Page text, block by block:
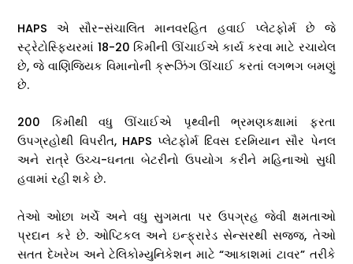
HAPS એ સૌર-સંચાલિત માનવરહિત હવાઈ પ્લેટફોર્મ છે જે
સ્ટ્રેટોસ્ફિયરમાં 18-20 કિમીની ઊંચાઈએ કાર્ય કરવા માટે રચાયેલ
છે, જે વાણિજ્યિક વિમાનોની ક્રૂઝિંગ ઊંચાઈ કરતાં લગભગ બમણું
છે.
200 કિમીથી વધુ ઊંચાઈએ પૃથ્વીની ભ્રમણકક્ષામાં ફરતા
ઉપગ્રહોથી વિપરીત, HAPS પ્લેટફોર્મ દિવસ દરમિયાન સૌર પેનલ
અને રાત્રે ઉચ્ચ-ઘનતા બેટરીનો ઉપયોગ કરીને મહિનાઓ સુધી
હવામાં રહી શકે છે.
તેઓ ઓછા ખર્ચે અને વધુ સુગમતા પર ઉપગ્રહ જેવી ક્ષમતાઓ
પ્રદાન કરે છે. ઓપ્ટિકલ અને ઇન્ફ્રારેડ સેન્સરથી સજ્જ, તેઓ
સતત દેખરેખ અને ટેલિકોમ્યુનિકેશન માટે “આકાશમાં ટાવર” તરીકે